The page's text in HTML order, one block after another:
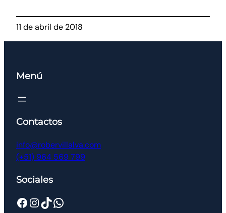
11 de abril de 2018
Menú
Contactos
info@robervillalva.com
(+51) 964 569 799
Sociales